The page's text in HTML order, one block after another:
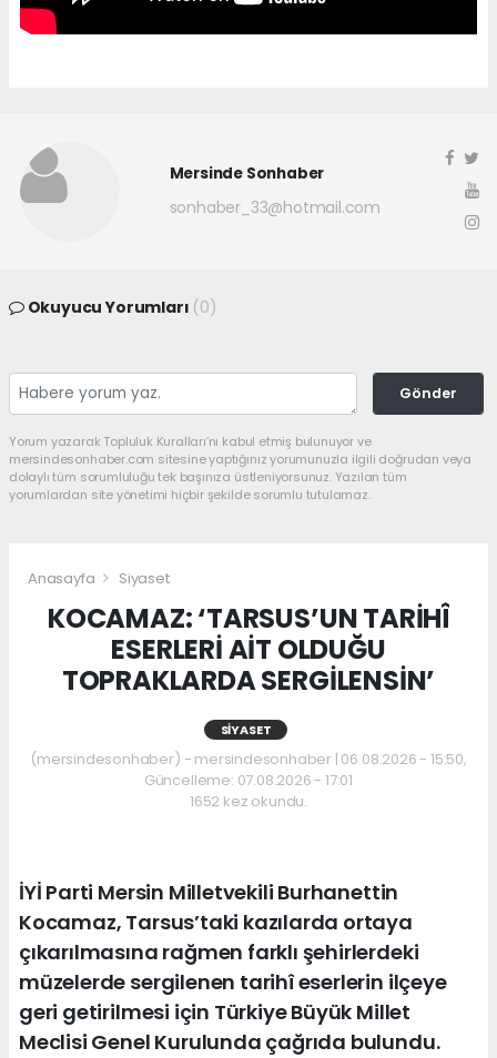
Mersinde Sonhaber
sonhaber_33@hotmail.com
Okuyucu Yorumları (0)
Gönder
Yorum yazarak Topluluk Kuralları’nı kabul etmiş bulunuyor ve
mersindesonhaber.com sitesine yaptığınız yorumunuzla ilgili doğrudan veya
dolaylı tüm sorumluluğu tek başınıza üstleniyorsunuz. Yazılan tüm
yorumlardan site yönetimi hiçbir şekilde sorumlu tutulamaz.
Anasayfa Siyaset
KOCAMAZ: ‘TARSUS’UN TARİHÎ
ESERLERİ AİT OLDUĞU
TOPRAKLARDA SERGİLENSİN’
SIYASET
(mersindesonhaber) - mersindesonhaber | 06.08.2026 - 15:50,
Güncelleme: 07.08.2026 - 17:01
1652 kez okundu.
İYİ Parti Mersin Milletvekili Burhanettin
Kocamaz, Tarsus’taki kazılarda ortaya
çıkarılmasına rağmen farklı şehirlerdeki
müzelerde sergilenen tarihî eserlerin ilçeye
geri getirilmesi için Türkiye Büyük Millet
Meclisi Genel Kurulunda çağrıda bulundu.